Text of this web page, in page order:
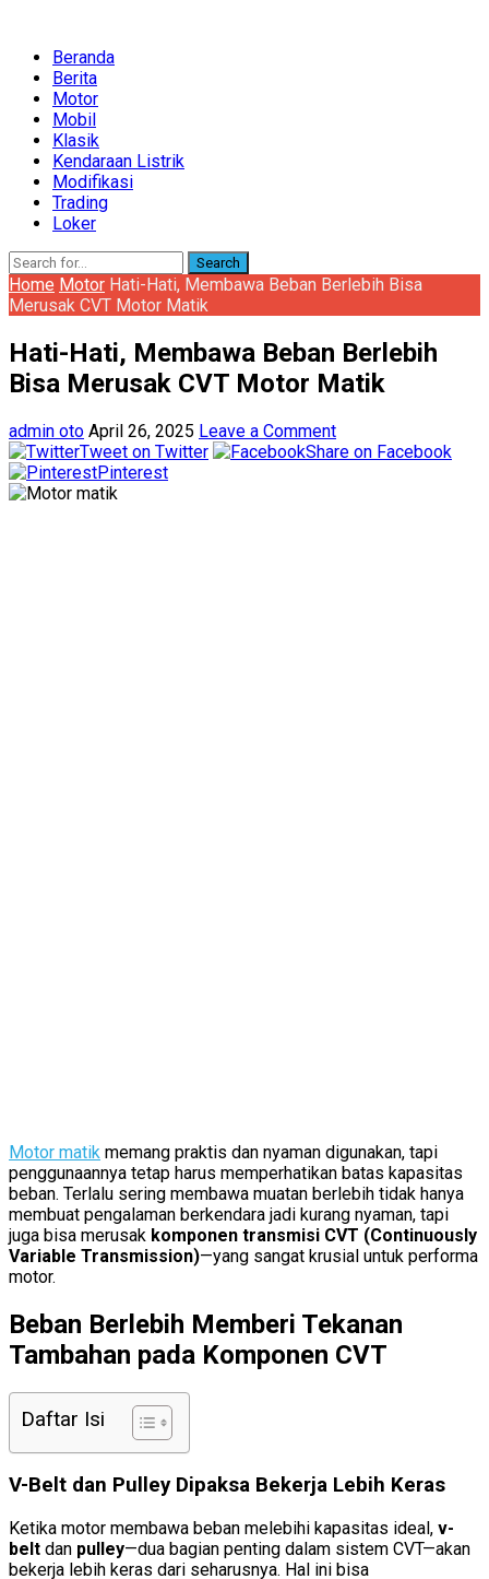
Beranda
Berita
Motor
Mobil
Klasik
Kendaraan Listrik
Modifikasi
Trading
Loker
Search
Home Motor Hati-Hati, Membawa Beban Berlebih Bisa
Merusak CVT Motor Matik
Hati-Hati, Membawa Beban Berlebih
Bisa Merusak CVT Motor Matik
admin oto April 26, 2025 Leave a Comment
Tweet on Twitter
Share on Facebook
Pinterest
Motor matik memang praktis dan nyaman digunakan, tapi
penggunaannya tetap harus memperhatikan batas kapasitas
beban. Terlalu sering membawa muatan berlebih tidak hanya
membuat pengalaman berkendara jadi kurang nyaman, tapi
juga bisa merusak komponen transmisi CVT (Continuously
Variable Transmission)—yang sangat krusial untuk performa
motor.
Beban Berlebih Memberi Tekanan
Tambahan pada Komponen CVT
Daftar Isi
V-Belt dan Pulley Dipaksa Bekerja Lebih Keras
Ketika motor membawa beban melebihi kapasitas ideal, v-
belt dan pulley—dua bagian penting dalam sistem CVT—akan
bekerja lebih keras dari seharusnya. Hal ini bisa